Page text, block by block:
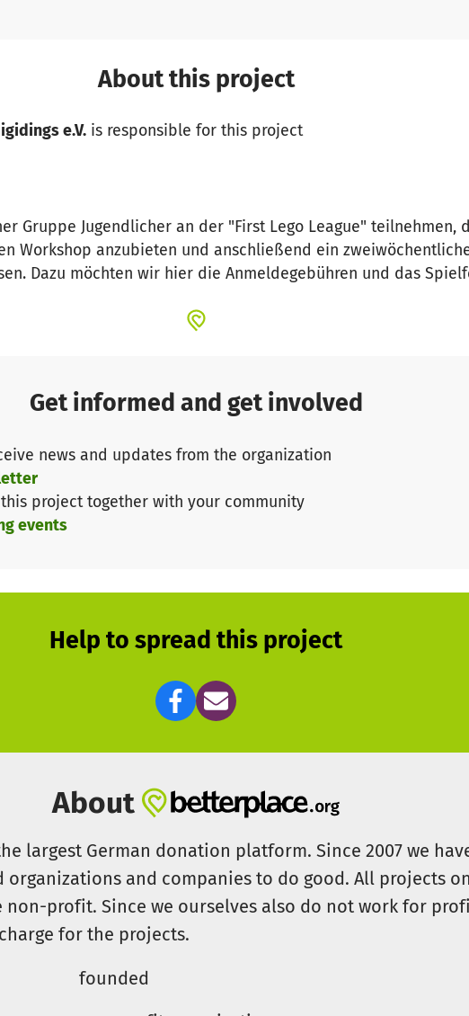
About this project
e.V.is responsible for this project
Gruppe Jugendlicher an der "First Lego League" teilnehmen,
Workshop anzubieten und anschließend ein
Dazu möchten wir hier die Anmeldegebühren und das
Get informed and get involved
news and updates from the organization
project together with your community
events
Help to spread this project
About
largest German donation platform. Since 2007 we
organizations and companies to do good. All projects on
non-profit. Since we ourselves also do not work for
for the projects.
founded